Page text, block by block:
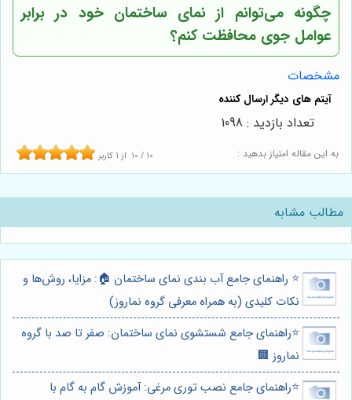
چگونه می‌توانم از نمای ساختمان خود در برابر
عوامل جوی محافظت کنم؟
مشخصات
به این مقاله امتیاز بدهید : 10 / 10 از 1 کاربر
تعداد بازدید : 1098
مطالب مشابه
⭐️ راهنمای جامع آب بندی نمای ساختمان 🏠: مزایا، روش‌ها و
نکات کلیدی (به همراه معرفی گروه نماروز)
⭐️راهنمای جامع شستشوی نمای ساختمان: صفر تا صد با گروه
نماروز 🏢
⭐️راهنمای جامع نصب توری مرغی: آموزش گام به گام با